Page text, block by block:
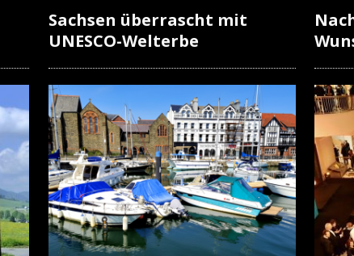
Sachsen überrascht mit
UNESCO-Welterbe